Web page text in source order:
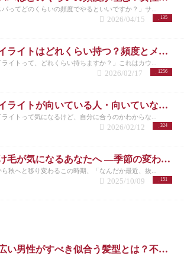
パってどのくらいの頻度でやるといいですか？」サ...
135
2026/04/15
白髪ハイライトはどれくらい持つ？頻度とメンテナンスの目安を解説
ライトって、どれくらい持ちますか？」これはカウ...
1256
2026/02/17
白髪ハイライトが向いている人・向いていない人｜後悔しない選び方 洗足
ライトって気になるけど、自分に合うのかわからな...
324
2026/02/12
秋の抜け毛が気になるあなたへ ―季節の変わり目に必要な頭皮ケアとは―
秋へと移り変わるこの時期、「なんだか最近、抜...
151
2025/10/09
おでこ広い男性がすべき似合う髪型とは？不向きなメンズスタイルも紹介！